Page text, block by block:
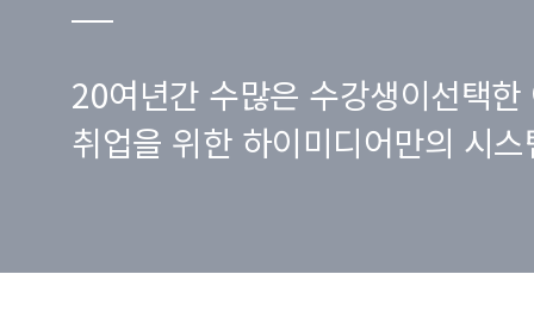
20여년간 수많은 수강생이선택한
취업을 위한 하이미디어만의 시